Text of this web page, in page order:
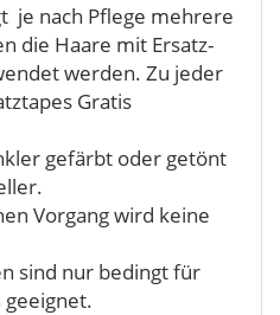
je nach Pflege mehrere
die Haare mit Ersatz-
werden. Zu jeder
Gratis
gefärbt oder getönt
Vorgang wird keine
sind nur bedingt für
geeignet.